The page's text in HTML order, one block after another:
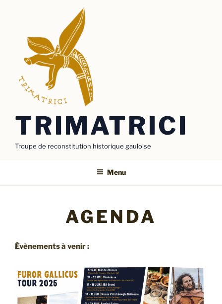
principal
TRIMATRICI
Troupe de reconstitution historique gauloise
Menu
AGENDA
Évènements à venir :